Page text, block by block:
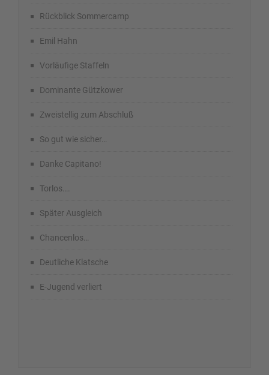
Rückblick Sommercamp
Emil Hahn
Vorläufige Staffeln
Dominante Gützkower
Zweistellig zum Abschluß
So gut wie sicher…
Danke Capitano!
Torlos….
Später Ausgleich
Chancenlos…
Deutliche Klatsche
E-Jugend verliert